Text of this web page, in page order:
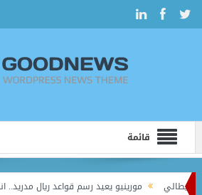
قائمة
مورينيو يعيد رسم قواعد ريال مدريد.. انضباط